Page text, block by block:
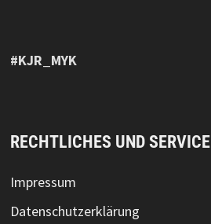
#KJR_MYK
RECHTLICHES UND SERVICE
Impressum
Datenschutzerklärung